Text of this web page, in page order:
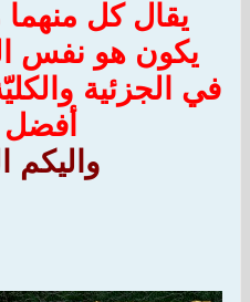
يقال كل منهما
يكون هو نفس
في الجزئية
واليكم